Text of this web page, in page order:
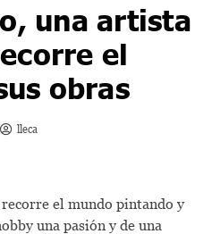
una artista
el
obras
lleca
el mundo pintando y
una pasión y de una